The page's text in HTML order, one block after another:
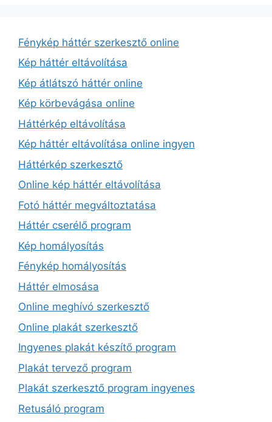
Fénykép háttér szerkesztő online
Kép háttér eltávolítása
Kép átlátszó háttér online
Kép körbevágása online
Háttérkép eltávolítása
Kép háttér eltávolítása online ingyen
Háttérkép szerkesztő
Online kép háttér eltávolítása
Fotó háttér megváltoztatása
Háttér cserélő program
Kép homályosítás
Fénykép homályosítás
Háttér elmosása
Online meghívó szerkesztő
Online plakát szerkesztő
Ingyenes plakát készítő program
Plakát tervező program
Plakát szerkesztő program ingyenes
Retusáló program